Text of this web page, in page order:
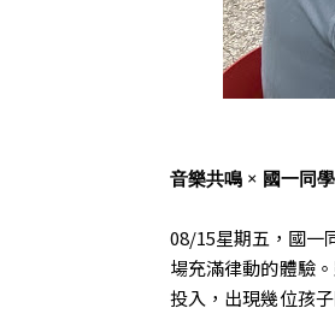
音樂共鳴 × 國一同學
08/15星期五，國一
場充滿律動的體驗
投入，出現幾位孩